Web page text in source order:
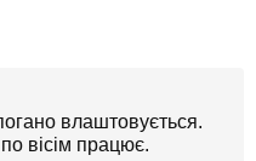
влаштовується.
вісім працює.